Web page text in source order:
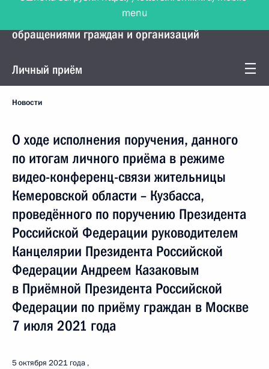
Управление Президента по работе с
обращениями граждан и организаций
Личный приём
Новости
О ходе исполнения поручения, данного
по итогам личного приёма в режиме
видео-конференц-связи жительницы
Кемеровской области – Кузбасса,
проведённого по поручению Президента
Российской Федерации руководителем
Канцелярии Президента Российской
Федерации Андреем Казаковым
в Приёмной Президента Российской
Федерации по приёму граждан в Москве
7 июля 2021 года
5 октября 2021 года
menu